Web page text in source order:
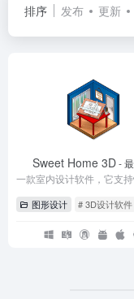
排序 发布 更新
Sweet Home 3D-
图形设计 # 3D设计软件